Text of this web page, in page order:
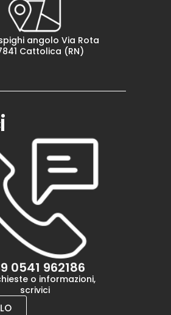
angolo Via Rota
Cattolica (RN)
0541 962186
o informazioni,
scrivici